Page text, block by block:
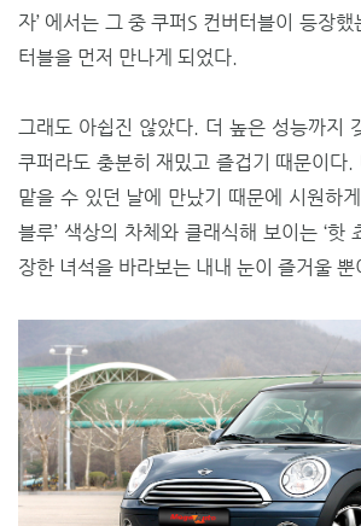
자’ 에서는 그 중 쿠퍼S 컨버터블이 등장
터블을 먼저 만나게 되었다.
그래도 아쉽진 않았다. 더 높은 성능까지
쿠퍼라도 충분히 재밌고 즐겁기 때문이
맡을 수 있던 날에 만났기 때문에 시원하
블루’ 색상의 차체와 클래식해 보이는 ‘
장한 녀석을 바라보는 내내 눈이 즐거울 뿐